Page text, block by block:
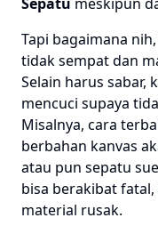
Tapi bagaimana
tidak sempat dan
Selain harus sabar,
mencuci supaya
Misalnya, cara
berbahan kanvas
atau pun sepatu
bisa berakibat
material rusak.